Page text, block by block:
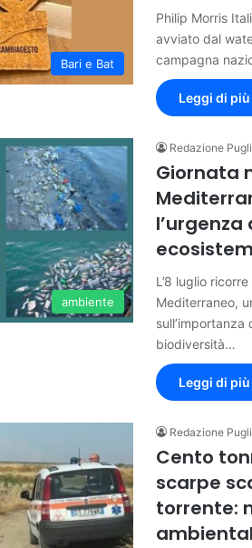
Bari e Bat
Philip Morris
avviato dal
campagna
Leggi di più
ambiente
Redazione
Giornata
L’8 luglio
Mediterraneo,
biodiversità…
Leggi di più
Redazione
Cento
scarpe
torrente: